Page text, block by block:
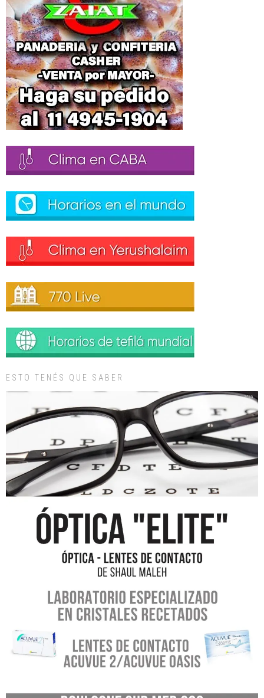
ESTO TENÉS QUE SABER